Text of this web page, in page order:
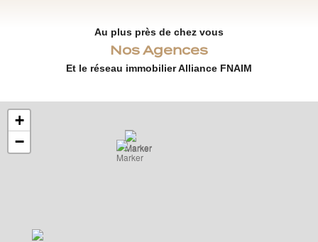
Au plus près de chez vous
Nos Agences
Et le réseau immobilier Alliance FNAIM
+
−